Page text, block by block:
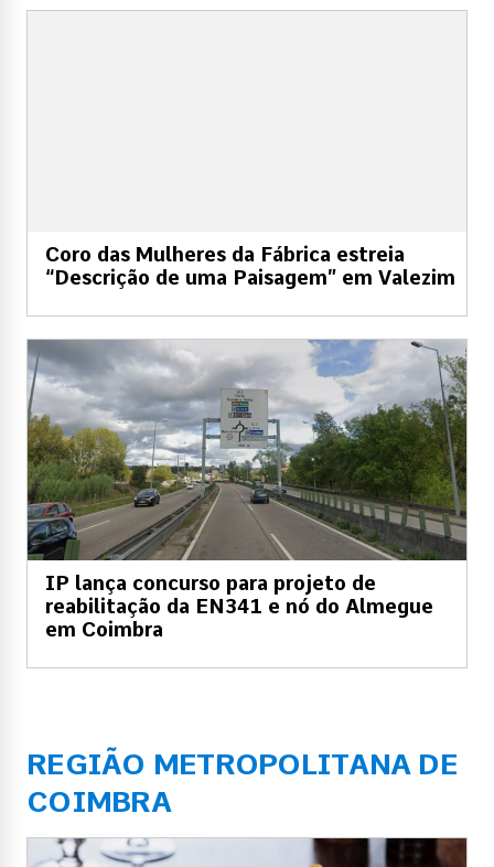
Coro das Mulheres da Fábrica estreia
“Descrição de uma Paisagem” em Valezim
IP lança concurso para projeto de
reabilitação da EN341 e nó do Almegue
em Coimbra
REGIÃO METROPOLITANA DE
COIMBRA